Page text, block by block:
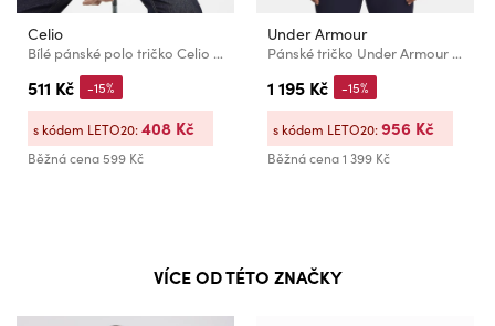
Celio
Bílé pánské polo tričko Celio Necetwo
511 Kč
Běžná cena599 Kč
-15%
s kódem LETO20:408 Kč
Under Armour
Pánské tričko Under Armour UA Matchplay Polo-WHT
1 195 Kč
Běžná cena1 399 Kč
-15%
s kódem LETO20:956 Kč
VÍCE OD TÉTO ZNAČKY